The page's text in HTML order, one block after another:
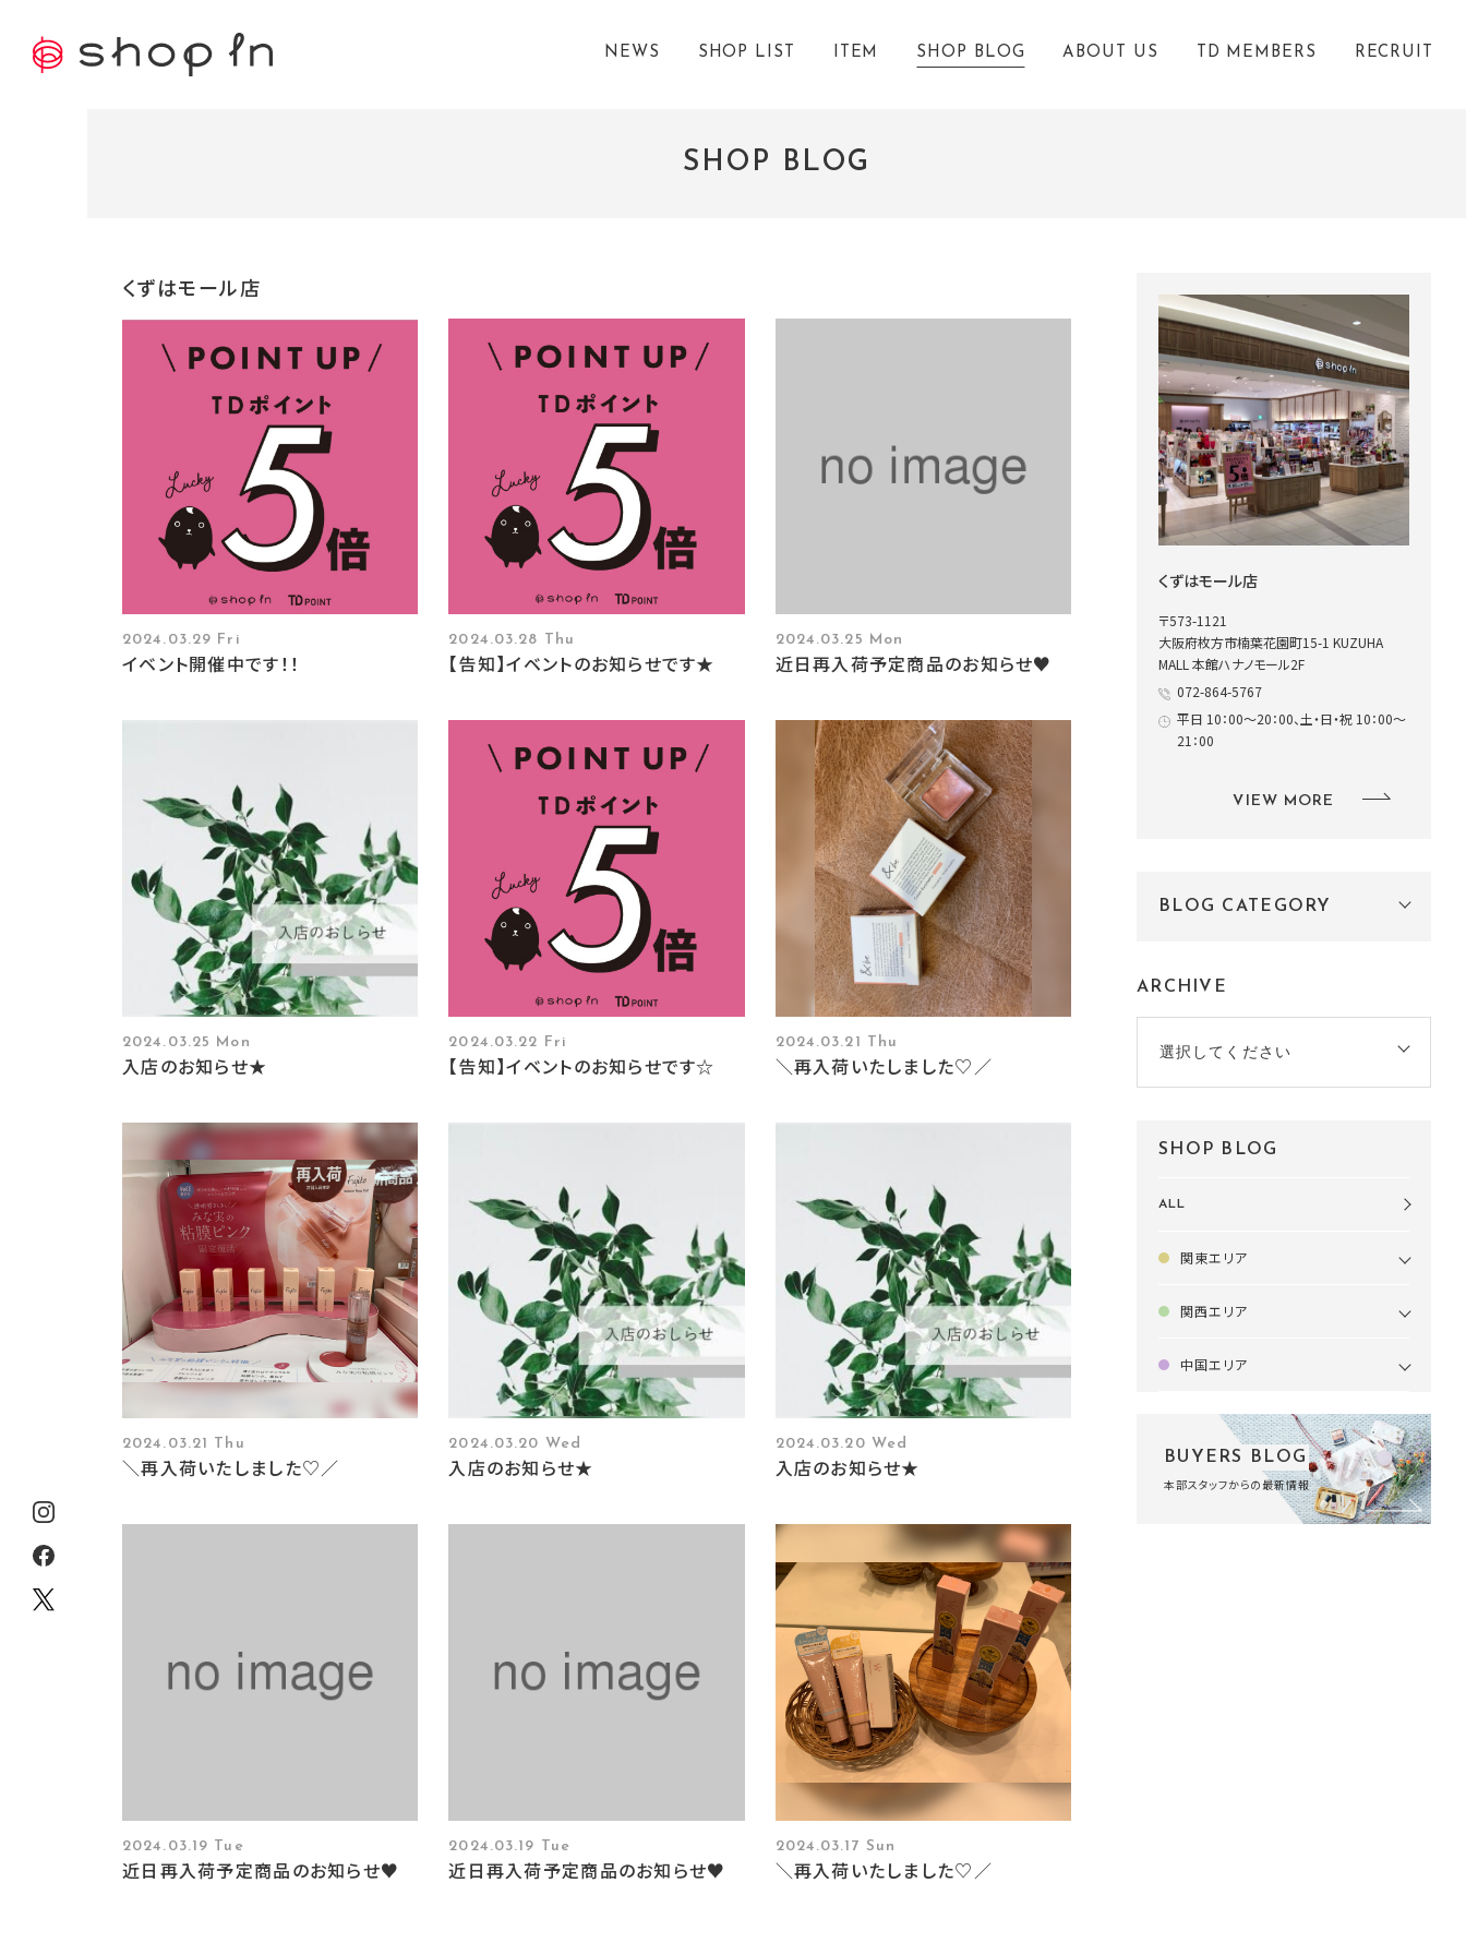
NEWS SHOP LIST ITEM SHOP BLOG ABOUT US TD MEMBERS RECRUIT
SHOP BLOG
くずはモール店
2024.03.29 Fri
イベント開催中です！！
2024.03.28 Thu
【告知】イベントのお知らせです★
2024.03.25 Mon
近日再入荷予定商品のお知らせ♥
2024.03.25 Mon
入店のお知らせ★
2024.03.22 Fri
【告知】イベントのお知らせです☆
2024.03.21 Thu
＼再入荷いたしました♡／
2024.03.21 Thu
＼再入荷いたしました♡／
2024.03.20 Wed
入店のお知らせ★
2024.03.20 Wed
入店のお知らせ★
2024.03.19 Tue
近日再入荷予定商品のお知らせ♥
2024.03.19 Tue
近日再入荷予定商品のお知らせ♥
2024.03.17 Sun
＼再入荷いたしました♡／
くずはモール店
〒573-1121
大阪府枚方市楠葉花園町15-1 KUZUHA
MALL 本館ハナノモール2F
072-864-5767
平日 10：00～20：00、土・日・祝 10：00～
21：00
VIEW MORE
BLOG CATEGORY
ARCHIVE
選択してください
SHOP BLOG
ALL
関東エリア
関西エリア
中国エリア
BUYERS BLOG
本部スタッフからの最新情報